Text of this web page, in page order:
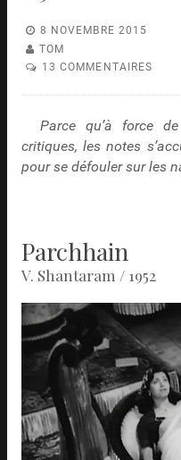
8 NOVEMBRE 2015
TOM
13 COMMENTAIRES
Parce qu’à force
critiques, les notes
pour se défouler sur les
Parchhain
V. Shantaram / 1952